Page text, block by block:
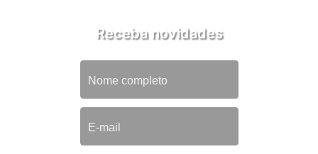
Receba novidades